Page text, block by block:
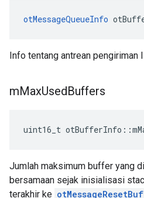
otMessageQueueInfo
Info tentang antrean pengiriman
mMaxUsedBuffers
uint16_t otBufferInfo ::
Jumlah maksimum buffer yang
bersamaan sejak inisialisasi
terakhir ke